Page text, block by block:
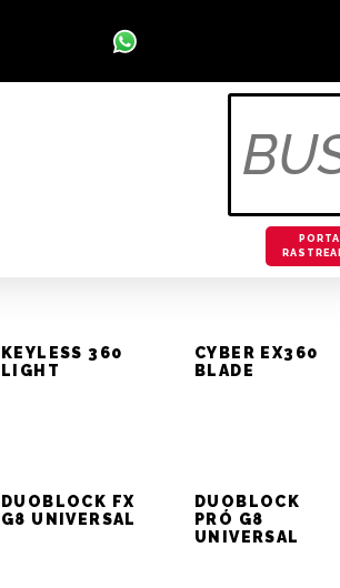
KEYLESS 360
LIGHT
CYBER EX360
BLADE
DUOBLOCK FX
G8 UNIVERSAL
DUOBLOCK
PRÓ G8
UNIVERSAL